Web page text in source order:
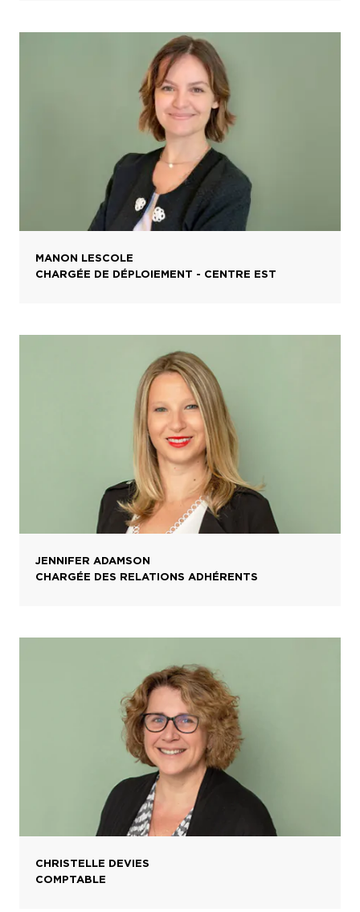
MANON LESCOLE
CHARGÉE DE DÉPLOIEMENT - CENTRE EST
JENNIFER ADAMSON
CHARGÉE DES RELATIONS ADHÉRENTS
CHRISTELLE DEVIES
COMPTABLE